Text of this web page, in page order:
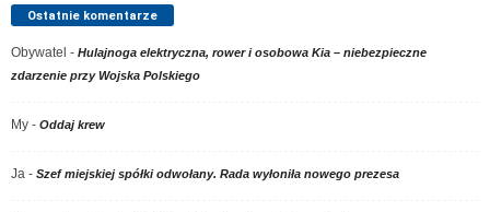
Ostatnie komentarze
Obywatel - Hulajnoga elektryczna, rower i osobowa Kia – niebezpieczne
zdarzenie przy Wojska Polskiego
My - Oddaj krew
Ja - Szef miejskiej spółki odwołany. Rada wyłoniła nowego prezesa